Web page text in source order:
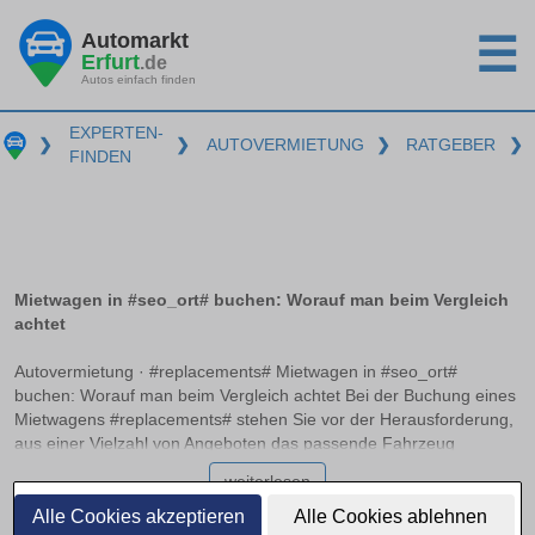
Alle Cookies akzeptieren Alle Cookies ablehnen
Automarkt
Erfurt.de
Autos einfach finden ☰
❯
EXPERTEN-
FINDEN
❯ AUTOVERMIETUNG ❯ RATGEBER ❯
Mietwagen in #seo_ort# buchen: Worauf man beim Vergleich
achtet
Autovermietung · #replacements# Mietwagen in #seo_ort#
buchen: Worauf man beim Vergleich achtet Bei der Buchung eines
Mietwagens #replacements# stehen Sie vor der Herausforderung,
aus einer Vielzahl von Angeboten das passende Fahrzeug
auszuwählen. Neben unterschiedlichen Preisen und
Fahrzeugmodellen gibt es zahlreiche Aspekte wie die
Vollkaskoversicherung ohne Selbstbeteiligung und mögliche
weiterlesen